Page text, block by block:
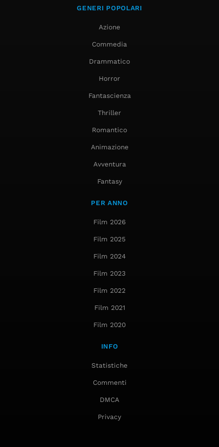
GENERI POPOLARI
Azione
Commedia
Drammatico
Horror
Fantascienza
Thriller
Romantico
Animazione
Avventura
Fantasy
PER ANNO
Film 2026
Film 2025
Film 2024
Film 2023
Film 2022
Film 2021
Film 2020
INFO
Statistiche
Commenti
DMCA
Privacy